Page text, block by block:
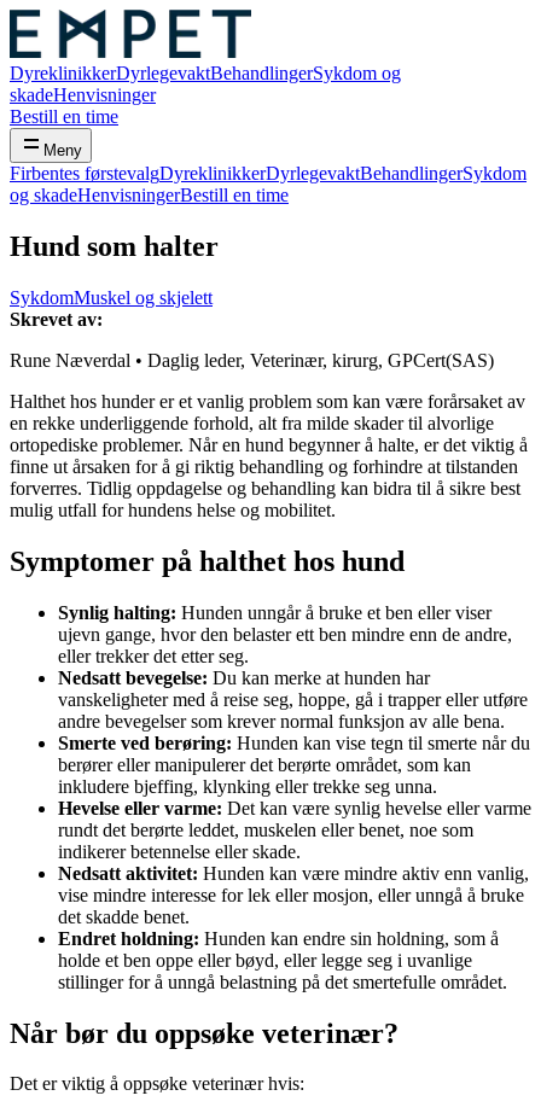
DyreklinikkerDyrlegevaktBehandlingerSykdom og
skadeHenvisninger
Bestill en time
Meny
Firbentes førstevalgDyreklinikkerDyrlegevaktBehandlingerSykdom
og skadeHenvisningerBestill en time
Hund som halter
SykdomMuskel og skjelett
Skrevet av:
Rune Næverdal • Daglig leder, Veterinær, kirurg, GPCert(SAS)
Halthet hos hunder er et vanlig problem som kan være forårsaket av
en rekke underliggende forhold, alt fra milde skader til alvorlige
ortopediske problemer. Når en hund begynner å halte, er det viktig å
finne ut årsaken for å gi riktig behandling og forhindre at tilstanden
forverres. Tidlig oppdagelse og behandling kan bidra til å sikre best
mulig utfall for hundens helse og mobilitet.
Symptomer på halthet hos hund
Synlig halting: Hunden unngår å bruke et ben eller viser
ujevn gange, hvor den belaster ett ben mindre enn de andre,
eller trekker det etter seg.
Nedsatt bevegelse: Du kan merke at hunden har
vanskeligheter med å reise seg, hoppe, gå i trapper eller utføre
andre bevegelser som krever normal funksjon av alle bena.
Smerte ved berøring: Hunden kan vise tegn til smerte når du
berører eller manipulerer det berørte området, som kan
inkludere bjeffing, klynking eller trekke seg unna.
Hevelse eller varme: Det kan være synlig hevelse eller varme
rundt det berørte leddet, muskelen eller benet, noe som
indikerer betennelse eller skade.
Nedsatt aktivitet: Hunden kan være mindre aktiv enn vanlig,
vise mindre interesse for lek eller mosjon, eller unngå å bruke
det skadde benet.
Endret holdning: Hunden kan endre sin holdning, som å
holde et ben oppe eller bøyd, eller legge seg i uvanlige
stillinger for å unngå belastning på det smertefulle området.
Når bør du oppsøke veterinær?
Det er viktig å oppsøke veterinær hvis: